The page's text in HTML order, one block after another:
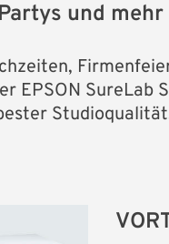
und mehr
EPSON